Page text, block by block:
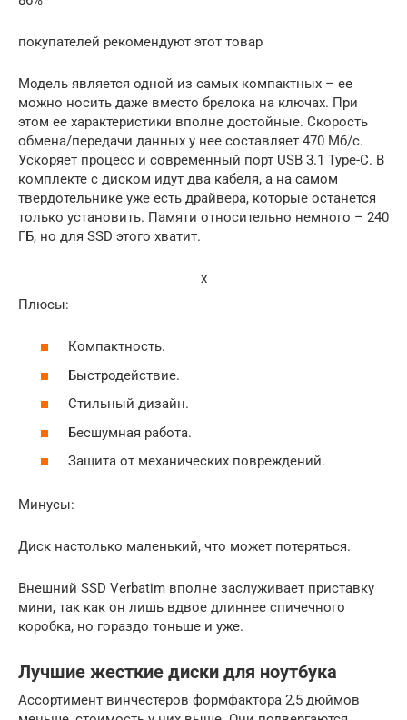
покупателей рекомендуют этот товар
Модель является одной из самых компактных – ее
можно носить даже вместо брелока на ключах. При
этом ее характеристики вполне достойные. Скорость
обмена/передачи данных у нее составляет 470 Мб/с.
Ускоряет процесс и современный порт USB 3.1 Type-C. В
комплекте с диском идут два кабеля, а на самом
твердотельнике уже есть драйвера, которые останется
только установить. Памяти относительно немного – 240
ГБ, но для SSD этого хватит.
x
Плюсы:
Компактность.
Быстродействие.
Стильный дизайн.
Бесшумная работа.
Защита от механических повреждений.
Минусы:
Диск настолько маленький, что может потеряться.
Внешний SSD Verbatim вполне заслуживает приставку
мини, так как он лишь вдвое длиннее спичечного
коробка, но гораздо тоньше и уже.
Лучшие жесткие диски для ноутбука
Ассортимент винчестеров формфактора 2,5 дюймов